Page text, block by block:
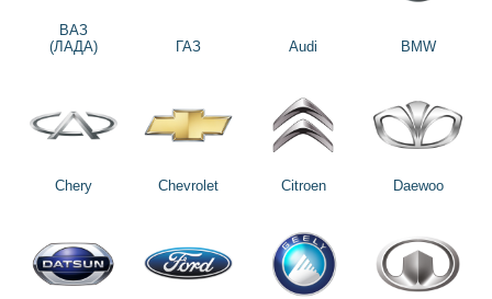
ВАЗ
(ЛАДА)
ГАЗ Audi BMW
Chery Chevrolet Citroen Daewoo